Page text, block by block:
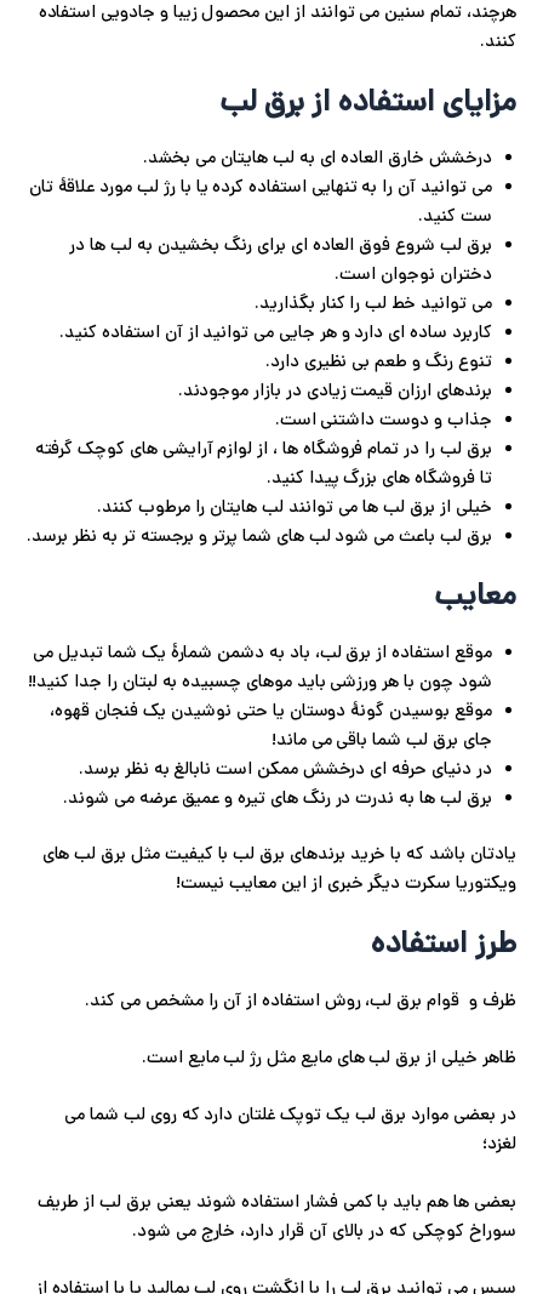
هرچند، تمام سنین می توانند از این محصول زیبا و جادویی استفاده
کنند.
مزایای استفاده از برق لب
درخشش خارق العاده ای به لب هایتان می بخشد.
می توانید آن را به تنهایی استفاده کرده یا با رژ لب مورد علاقۀ تان
ست کنید.
برق لب شروع فوق العاده ای برای رنگ بخشیدن به لب ها در
دختران نوجوان است.
می توانید خط لب را کنار بگذارید.
کاربرد ساده ای دارد و هر جایی می توانید از آن استفاده کنید.
تنوع رنگ و طعم بی نظیری دارد.
برندهای ارزان قیمت زیادی در بازار موجودند.
جذاب و دوست داشتنی است.
برق لب را در تمام فروشگاه ها ، از لوازم آرایشی های کوچک گرفته
تا فروشگاه های بزرگ پیدا کنید.
خیلی از برق لب ها می توانند لب هایتان را مرطوب کنند.
برق لب باعث می شود لب های شما پرتر و برجسته تر به نظر برسد.
معایب
موقع استفاده از برق لب، باد به دشمن شمارۀ یک شما تبدیل می
شود چون با هر ورزشی باید موهای چسبیده به لبتان را جدا کنید!!
موقع بوسیدن گونۀ دوستان یا حتی نوشیدن یک فنجان قهوه،
جای برق لب شما باقی می ماند!
در دنیای حرفه ای درخشش ممکن است نابالغ به نظر برسد.
برق لب ها به ندرت در رنگ های تیره و عمیق عرضه می شوند.
یادتان باشد که با خرید برندهای برق لب با کیفیت مثل برق لب های
ویکتوریا سکرت دیگر خبری از این معایب نیست!
طرز استفاده
ظرف و قوام برق لب، روش استفاده از آن را مشخص می کند.
ظاهر خیلی از برق لب های مایع مثل رژ لب مایع است.
در بعضی موارد برق لب یک توپک غلتان دارد که روی لب شما می
لغزد؛
بعضی ها هم باید با کمی فشار استفاده شوند یعنی برق لب از طریف
سوراخ کوچکی که در بالای آن قرار دارد، خارج می شود.